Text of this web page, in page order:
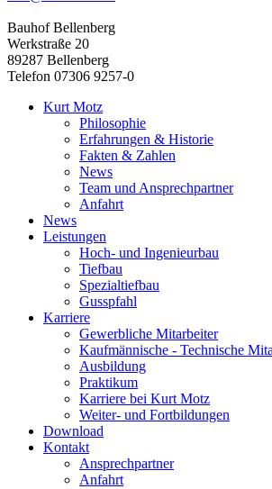
Bauhof Bellenberg
Werkstraße 20
89287 Bellenberg
Telefon 07306 9257-0
Kurt Motz
Philosophie
Erfahrungen & Historie
Fakten & Zahlen
News
Team und Ansprechpartner
Anfahrt
News
Leistungen
Hoch- und Ingenieurbau
Tiefbau
Spezialtiefbau
Gusspfahl
Karriere
Gewerbliche Mitarbeiter
Kaufmännische - Technische
Ausbildung
Praktikum
Karriere bei Kurt Motz
Weiter- und Fortbildungen
Download
Kontakt
Ansprechpartner
Anfahrt